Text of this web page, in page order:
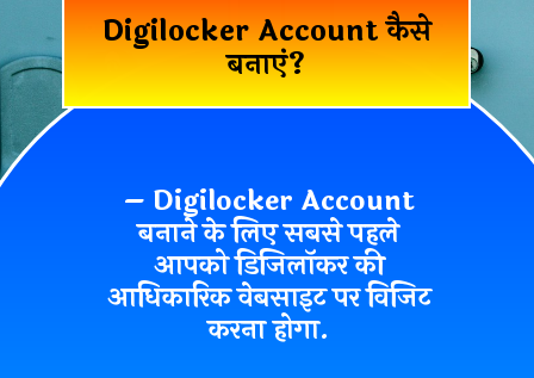
Digilocker Account कैसे
बनाएं?
– Digilocker Account
बनाने के लिए सबसे पहले
आपकोडिजिलॉकरकी
आधिकारिक वेबसाइटपर विजिट
करना होगा.